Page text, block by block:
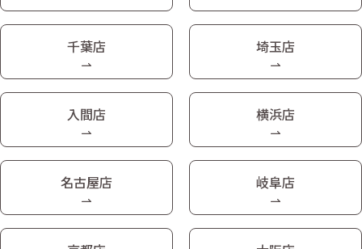
千葉店 埼玉店
入間店 横浜店
名古屋店 岐阜店